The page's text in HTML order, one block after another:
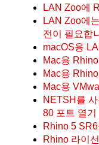
LAN Zoo에
LAN Zoo에
전이 필요합
macOS용
Mac용
Mac용
Mac용
NETSH를
80 포트 열기
Rhino 5
Rhino 라이